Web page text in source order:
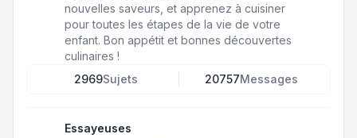
nouvelles saveurs, et apprenez à cuisiner
pour toutes les étapes de la vie de votre
enfant. Bon appétit et bonnes découvertes
culinaires !
2969Sujets 20757Messages
Essayeuses